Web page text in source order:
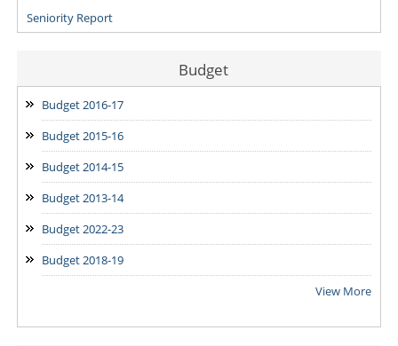
Budget
Budget 2016-17
Budget 2015-16
Budget 2014-15
Budget 2013-14
Budget 2022-23
Budget 2018-19
View More